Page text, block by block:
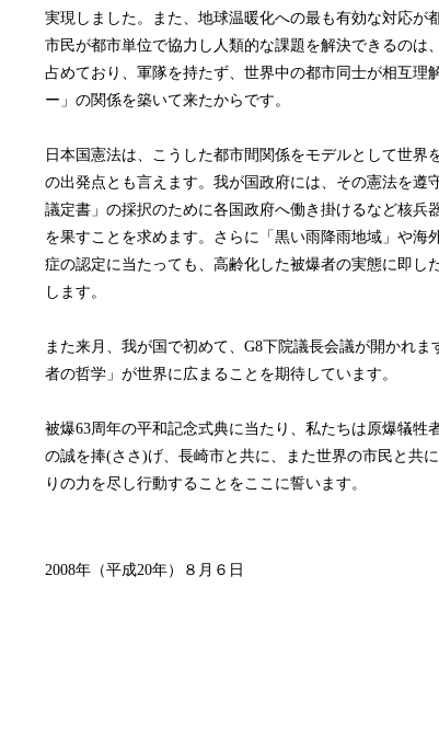
実現しました。また、地球温暖化への最も有効な対応が
市民が都市単位で協力し人類的な課題を解決できるのは
占めており、軍隊を持たず、世界中の都市同士が相互理
ー」の関係を築いて来たからです。
日本国憲法は、こうした都市間関係をモデルとして世界
の出発点とも言えます。我が国政府には、その憲法を遵
議定書」の採択のために各国政府へ働き掛けるなど核兵
を果すことを求めます。さらに「黒い雨降雨地域」や海
症の認定に当たっても、高齢化した被爆者の実態に即し
します。
また来月、我が国で初めて、G8下院議長会議が開かれ
者の哲学」が世界に広まることを期待しています。
被爆63周年の平和記念式典に当たり、私たちは原爆犠牲
の誠を捧(ささ)げ、長崎市と共に、また世界の市民と共
りの力を尽し行動することをここに誓います。
2008年（平成20年）８月６日